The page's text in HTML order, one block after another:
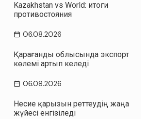
Kazakhstan vs World: итоги
противостояния
06.08.2026
Қарағанды облысында экспорт
көлемі артып келеді
06.08.2026
Несие қарызын реттеудің жаңа
жүйесі енгізіледі